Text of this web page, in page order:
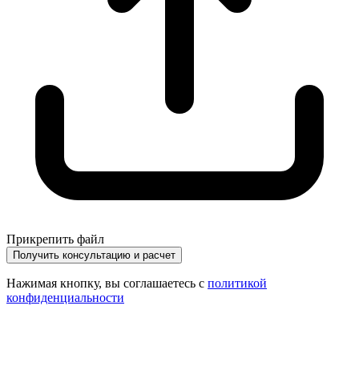
Прикрепить файл
Получить консультацию и расчет
Нажимая кнопку, вы соглашаетесь с политикой
конфиденциальности